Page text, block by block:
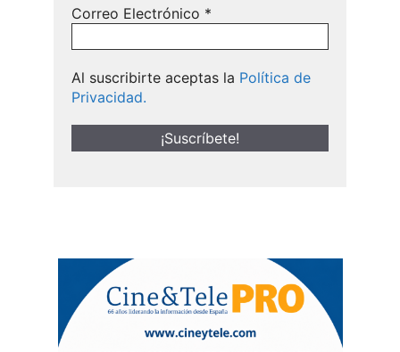
Correo Electrónico *
Al suscribirte aceptas la Política de
Privacidad.